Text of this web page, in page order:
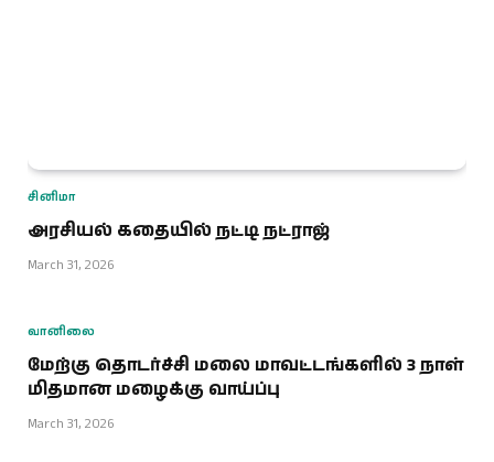
சினிமா
அரசியல் கதையில் நட்டி நட்ராஜ்
March 31, 2026
வானிலை
மேற்கு தொடர்ச்சி மலை மாவட்டங்களில் 3 நாள்
மிதமான மழைக்கு வாய்ப்பு
March 31, 2026